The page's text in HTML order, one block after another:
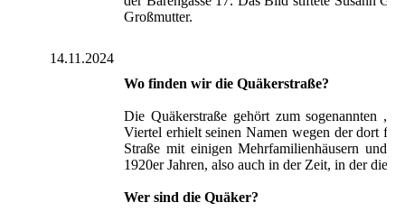
Großmutter.
14.11.2024
Wo finden wir die Quäkerstraße?
Die Quäkerstraße gehört zum sogenannten
Viertel erhielt seinen Namen wegen der dort
Straße mit einigen Mehrfamilienhäusern und
1920er Jahren, also auch in der Zeit, in der die
Wer sind die Quäker?